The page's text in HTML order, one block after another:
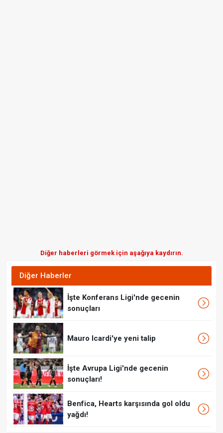
Diğer haberleri görmek için aşağıya kaydırın.
Diğer Haberler
İşte Konferans Ligi'nde gecenin
sonuçları
Mauro Icardi'ye yeni talip
İşte Avrupa Ligi'nde gecenin
sonuçları!
Benfica, Hearts karşısında gol oldu
yağdı!